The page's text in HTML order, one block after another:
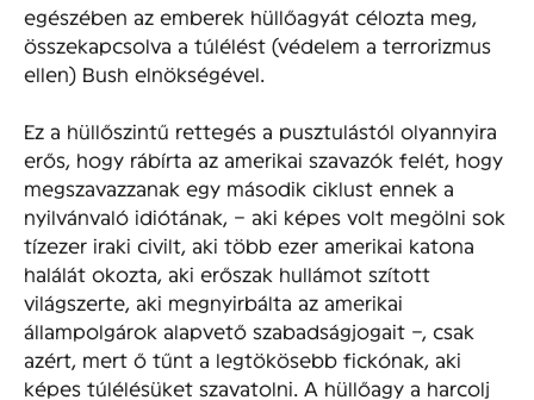
egészében az emberek hüllőagyát célozta meg,
összekapcsolva a túlélést (védelem a terrorizmus
ellen) Bush elnökségével.
Ez a hüllőszintű rettegés a pusztulástól olyannyira
erős, hogy rábírta az amerikai szavazók felét, hogy
megszavazzanak egy második ciklust ennek a
nyilvánvaló idiótának, – aki képes volt megölni sok
tízezer iraki civilt, aki több ezer amerikai katona
halálát okozta, aki erőszak hullámot szított
világszerte, aki megnyirbálta az amerikai
állampolgárok alapvető szabadságjogait –, csak
azért, mert ő tűnt a legtökösebb fickónak, aki
képes túlélésüket szavatolni. A hüllőagy a harcolj